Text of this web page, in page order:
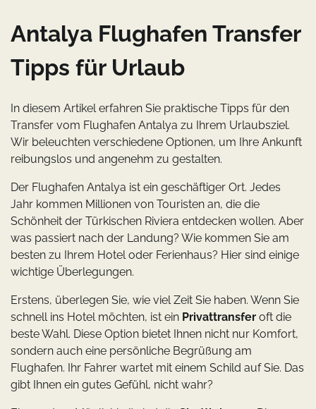
Antalya Flughafen Transfer
Tipps für Urlaub
In diesem Artikel erfahren Sie praktische Tipps für den
Transfer vom Flughafen Antalya zu Ihrem Urlaubsziel.
Wir beleuchten verschiedene Optionen, um Ihre Ankunft
reibungslos und angenehm zu gestalten.
Der Flughafen Antalya ist ein geschäftiger Ort. Jedes
Jahr kommen Millionen von Touristen an, die die
Schönheit der Türkischen Riviera entdecken wollen. Aber
was passiert nach der Landung? Wie kommen Sie am
besten zu Ihrem Hotel oder Ferienhaus? Hier sind einige
wichtige Überlegungen.
Erstens, überlegen Sie, wie viel Zeit Sie haben. Wenn Sie
schnell ins Hotel möchten, ist ein Privattransfer oft die
beste Wahl. Diese Option bietet Ihnen nicht nur Komfort,
sondern auch eine persönliche Begrüßung am
Flughafen. Ihr Fahrer wartet mit einem Schild auf Sie. Das
gibt Ihnen ein gutes Gefühl, nicht wahr?